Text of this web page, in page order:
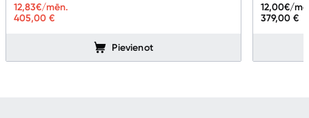
405,00 €
12,83€/mēn.
Pievienot
379,00 €
12,00€/